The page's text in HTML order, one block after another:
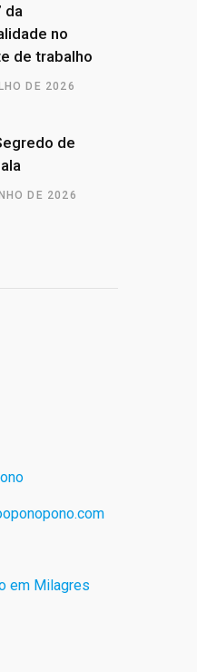
da
no
de trabalho
DE 2026
de
DE 2026
em Milagres